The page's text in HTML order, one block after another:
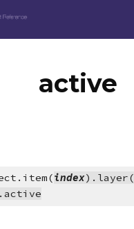
active
index).layer(
.active